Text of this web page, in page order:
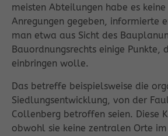
meisten Abteilungen habe es
Anregungen gegeben, informierte
man etwa aus Sicht des
Bauordnungsrechts einige Punkte,
einbringen wolle.
Das betreffe beispielsweise die
Siedlungsentwicklung, von der
Collenberg betroffen seien. Diese
obwohl sie keine zentralen Orte im